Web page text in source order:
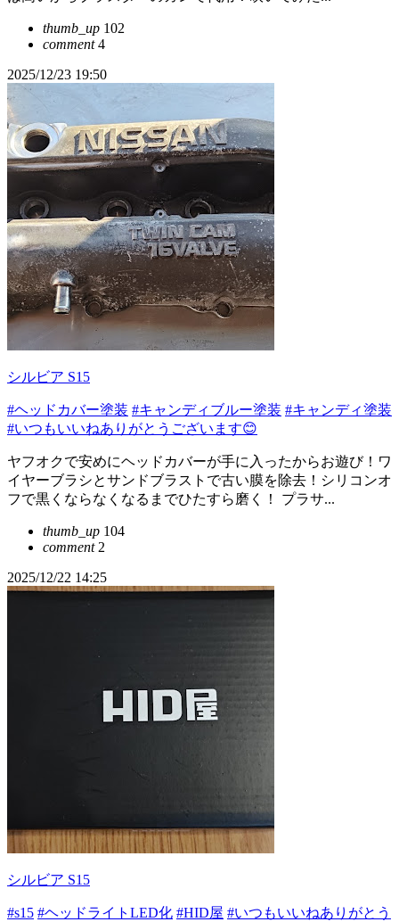
thumb_up 102
comment4
2025/12/23 19:50
シルビア S15
#ヘッドカバー塗装 #キャンディブルー塗装 #キャンディ塗装
#いつもいいねありがとうございます😊
ヤフオクで安めにヘッドカバーが手に入ったからお遊び！ワ
イヤーブラシとサンドブラストで古い膜を除去！シリコンオ
フで黒くならなくなるまでひたすら磨く！ プラサ...
thumb_up 104
comment2
2025/12/22 14:25
シルビア S15
#s15 #ヘッドライトLED化 #HID屋 #いつもいいねありがとう